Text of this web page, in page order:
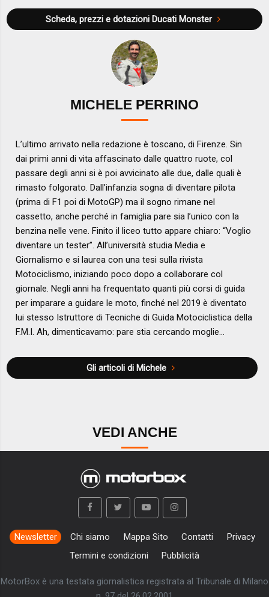
Scheda, prezzi e dotazioni Ducati Monster
MICHELE PERRINO
L’ultimo arrivato nella redazione è toscano, di Firenze. Sin
dai primi anni di vita affascinato dalle quattro ruote, col
passare degli anni si è poi avvicinato alle due, dalle quali è
rimasto folgorato. Dall’infanzia sogna di diventare pilota
(prima di F1 poi di MotoGP) ma il sogno rimane nel
cassetto, anche perché in famiglia pare sia l’unico con la
benzina nelle vene. Finito il liceo tutto appare chiaro: “Voglio
diventare un tester”. All’università studia Media e
Giornalismo e si laurea con una tesi sulla rivista
Motociclismo, iniziando poco dopo a collaborare col
giornale. Negli anni ha frequentato quanti più corsi di guida
per imparare a guidare le moto, finché nel 2019 è diventato
lui stesso Istruttore di Tecniche di Guida Motociclistica della
F.M.I. Ah, dimenticavamo: pare stia cercando moglie…
Gli articoli di Michele
VEDI ANCHE
Newsletter Chi siamo Mappa Sito Contatti
Privacy
Termini e condizioni
Pubblicità
MotorBox è una testata giornalistica registrata al Tribunale di Milano